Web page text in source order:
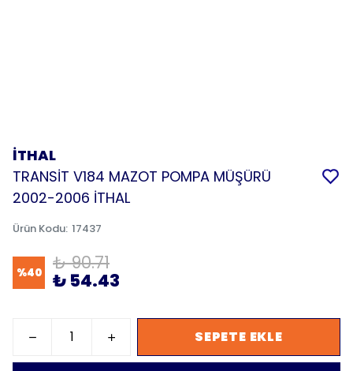
İTHAL
TRANSİT V184 MAZOT POMPA MÜŞÜRÜ
2002-2006 İTHAL
Ürün Kodu: 17437
%40 ₺ 90.71
₺ 54.43
SEPETE EKLE